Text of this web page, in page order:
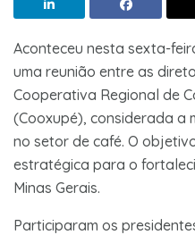
Aconteceu nesta sexta-
uma reunião entre as
Cooperativa Regional de
(Cooxupé), considerada a
no setor de café. O
estratégica para o
Minas Gerais.
Participaram os